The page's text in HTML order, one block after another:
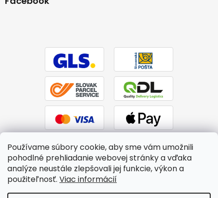
Používame súbory cookie, aby sme vám umožnili
pohodlné prehliadanie webovej stránky a vďaka
analýze neustále zlepšovali jej funkcie, výkon a
použiteľnosť. Viac informácií